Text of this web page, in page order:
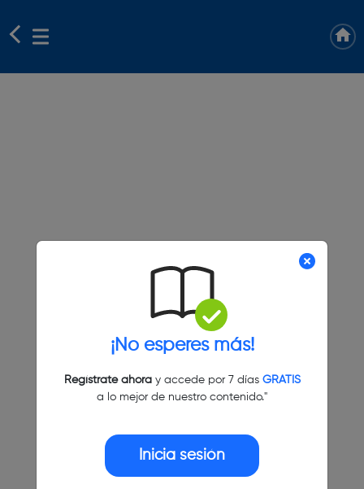
¡No esperes más!
Regístrate ahoray accede por 7 días GRATIS
a lo mejor de nuestro contenido."
Inicia sesión